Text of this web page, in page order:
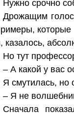
Нужно срочно
Дрожащим
которые
казалось,
Но тут
– А какой у вас
Я смутилась, но
– Я не
Сначала